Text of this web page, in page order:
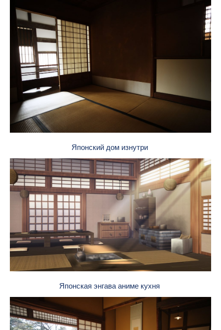
Японский дом изнутри
Японская энгава аниме кухня